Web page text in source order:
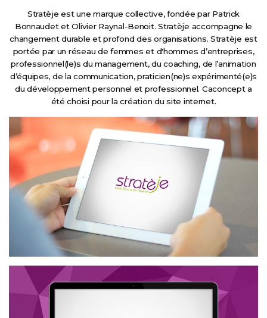
Stratèje est une marque collective, fondée par Patrick
Bonnaudet et Olivier Raynal-Benoit. Stratèje accompagne le
changement durable et profond des organisations. Stratèje est
portée par un réseau de femmes et d'hommes d’entreprises,
professionnel(le)s du management, du coaching, de l’animation
d’équipes, de la communication, praticien(ne)s expérimenté(e)s
du développement personnel et professionnel. Caconcept a
été choisi pour la création du site internet.